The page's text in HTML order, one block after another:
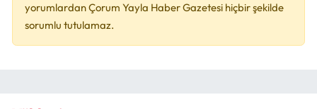
yorumlardan Çorum Yayla Haber Gazetesi hiçbir şekilde
sorumlu tutulamaz.